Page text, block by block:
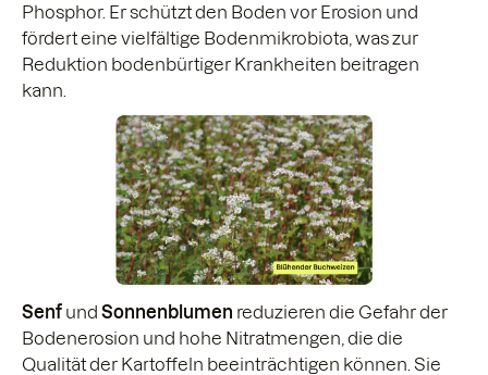
Phosphor. Er schützt den Boden vor Erosion und
fördert eine vielfältige Bodenmikrobiota, was zur
Reduktion bodenbürtiger Krankheiten beitragen
kann.
Senf und Sonnenblumen reduzieren die Gefahr der
Bodenerosion und hohe Nitratmengen, die die
Qualität der Kartoffeln beeinträchtigen können. Sie